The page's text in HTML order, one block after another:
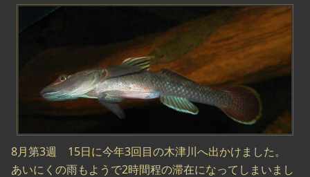
8月第3週 15日に今年3回目の木津川へ出かけました。
あいにくの雨もようで2時間程の滞在になってしまいまし